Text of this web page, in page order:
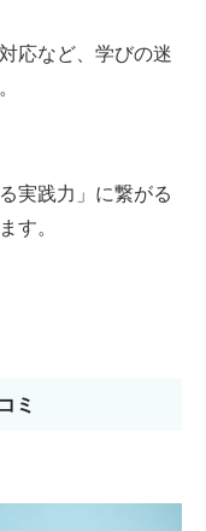
応など、学びの迷
実践力」に繋がる
す。
ミ